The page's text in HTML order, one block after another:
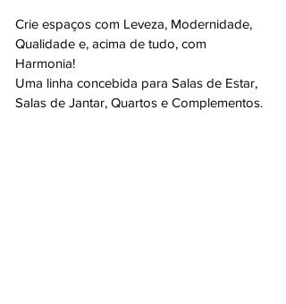
Crie espaços com Leveza, Modernidade,
Qualidade e, acima de tudo, com
Harmonia!
Uma linha concebida para Salas de Estar,
Salas de Jantar, Quartos e Complementos.